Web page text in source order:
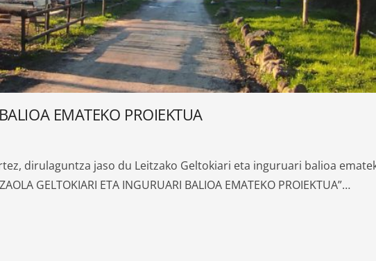
EMATEKO PROIEKTUA
dirulaguntza jaso du Leitzako Geltokiari eta inguruari balioa
GELTOKIARI ETA INGURUARI BALIOA EMATEKO PROIEKTUA”…